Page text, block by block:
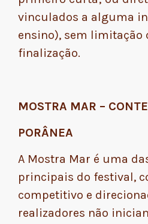
vinculados a alguma
ensino), sem limitação
finalização.
MOSTRA MAR –
PORÂNEA
A Mostra Mar é uma
principais do festival,
competitivo e
realizadores não